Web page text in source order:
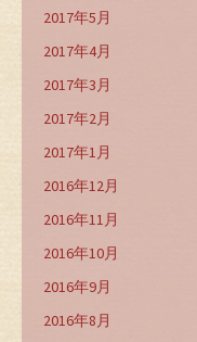
2017年5月
2017年4月
2017年3月
2017年2月
2017年1月
2016年12月
2016年11月
2016年10月
2016年9月
2016年8月